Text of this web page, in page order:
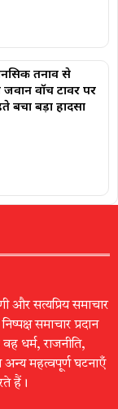
तनाव से
वॉच टावर पर
बचा बड़ा हादसा
सत्यप्रिय समाचार
समाचार प्रदान
धर्म, राजनीति,
महत्वपूर्ण घटनाएँ
हैं।